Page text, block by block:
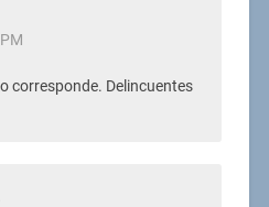
corresponde. Delincuentes